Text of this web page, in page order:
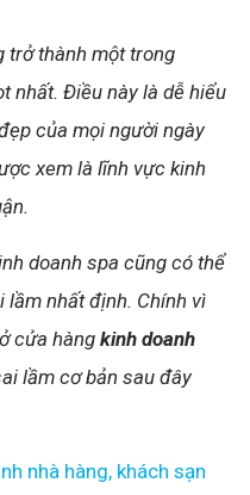
trở thành một trong
nhất. Điều này là dễ hiểu
của mọi người ngày
xem là lĩnh vực kinh
doanh spa cũng có thể
lầm nhất định. Chính vì
cửa hàng kinh doanh
lầm cơ bản sau đây
nhà hàng, khách sạn